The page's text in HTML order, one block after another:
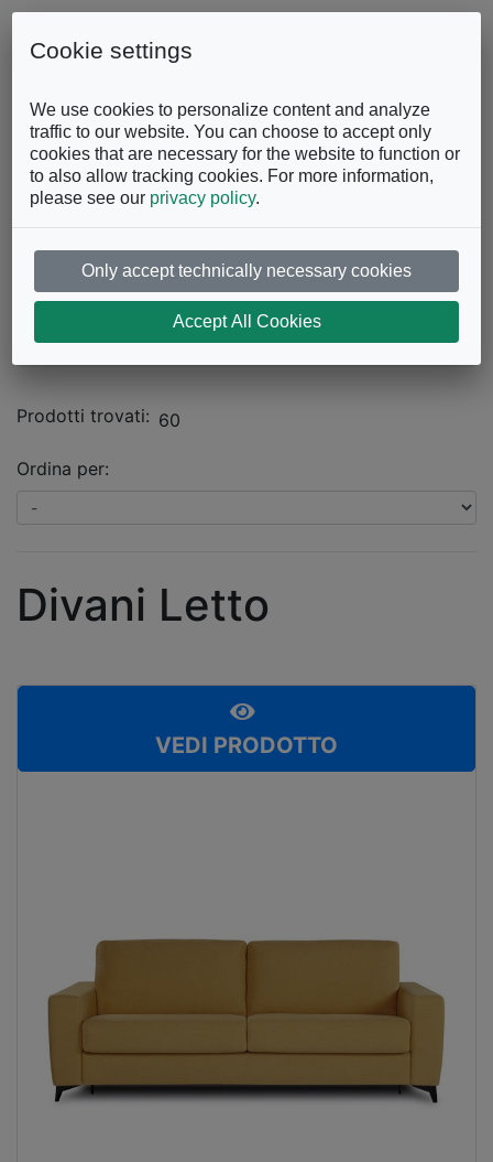
Skip to content
FacebookInstagramYouTube
Catalogo
DIVANI E POLTRONE Divani Letto
Prodotti trovati: 60
Ordina per:
Divani Letto
VEDI PRODOTTO
Cookie settings
We use cookies to personalize content and analyze
traffic to our website. You can choose to accept only
cookies that are necessary for the website to function or
to also allow tracking cookies. For more information,
please see our privacy policy.
Only accept technically necessary cookies
Accept All Cookies